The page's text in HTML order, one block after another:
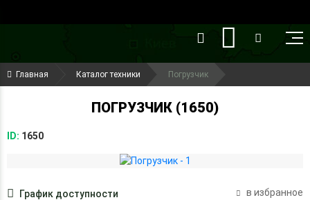
(099) 644-79-22
(050) 416-93-27
Главная Каталог техники Погрузчик
ПОГРУЗЧИК (1650)
ID: 1650
График доступности в избранное